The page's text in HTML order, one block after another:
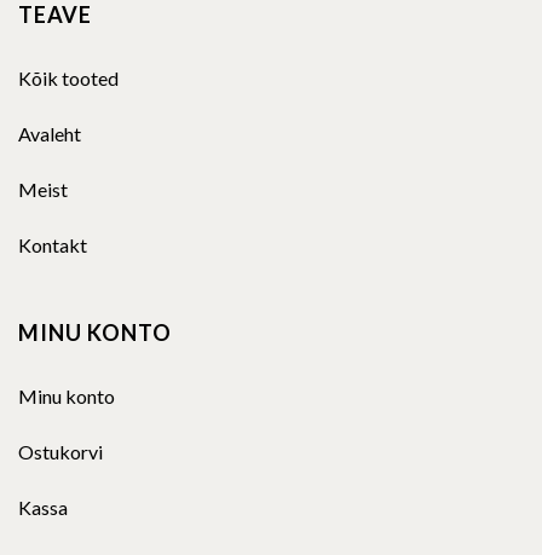
TEAVE
Kõik tooted
Avaleht
Meist
Kontakt
MINU KONTO
Minu konto
Ostukorvi
Kassa